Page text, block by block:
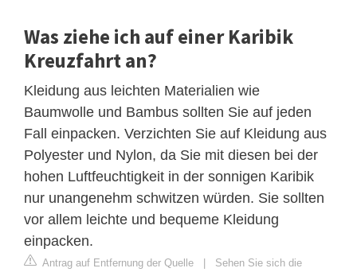
Was ziehe ich auf einer Karibik
Kreuzfahrt an?
Kleidung aus leichten Materialien wie
Baumwolle und Bambus sollten Sie auf jeden
Fall einpacken. Verzichten Sie auf Kleidung aus
Polyester und Nylon, da Sie mit diesen bei der
hohen Luftfeuchtigkeit in der sonnigen Karibik
nur unangenehm schwitzen würden. Sie sollten
vor allem leichte und bequeme Kleidung
einpacken.
Antrag auf Entfernung der Quelle | Sehen Sie sich die